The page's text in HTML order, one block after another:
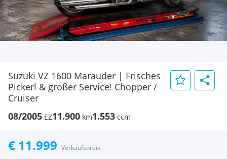
Suzuki VZ 1600 Marauder | Frisches
Pickerl & großer Service! Chopper /
Cruiser
08/2005 EZ11.900 km1.553 ccm
€ 11.999 Verkaufspreis